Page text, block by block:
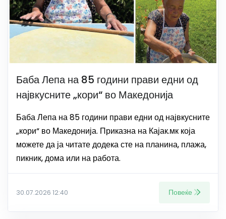
Баба Лепа на 85 години прави едни од
највкусните „кори“ во Македонија
Баба Лепа на 85 години прави едни од највкусните
„кори“ во Македонија. Приказна на Кајак.мк која
можете да ја читате додека сте на планина, плажа,
пикник, дома или на работа.
30.07.2026 12:40 Повеќе